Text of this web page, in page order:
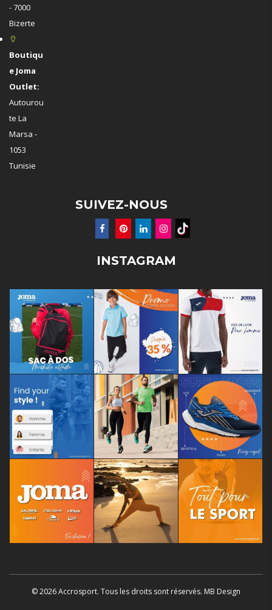
- 7000
Bizerte
Boutiqu
e Joma
Outlet:
Autourou
te La
Marsa -
1053
Tunisie
SUIVEZ-NOUS
INSTAGRAM
© 2026 Accrosport. Tous les droits sont réservés. MB Design